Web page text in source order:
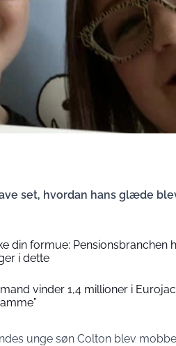
set, hvordan hans glæde
din formue: Pensionsbranchen
i dette
vinder 1,4 millioner i
unge søn Colton blev